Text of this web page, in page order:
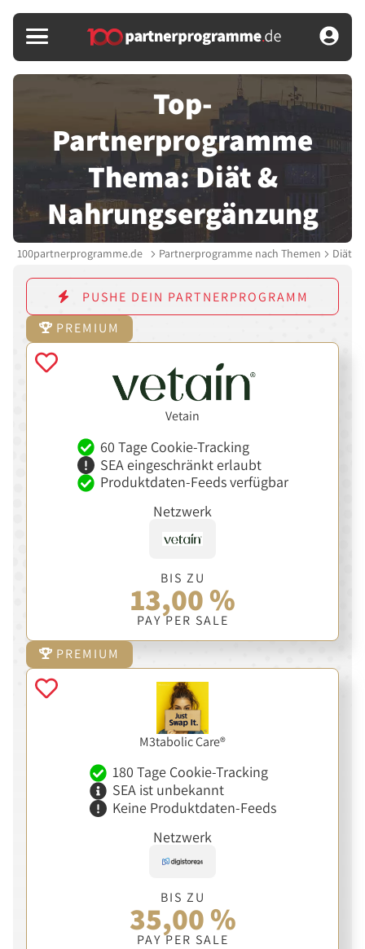
Top-
Partnerprogramme
Thema: Diät &
Nahrungsergänzung
100partnerprogramme.de Partnerprogramme nach Themen Diät
PUSHE DEIN PARTNERPROGRAMM
PREMIUM
Vetain
60 Tage Cookie-Tracking
SEA eingeschränkt erlaubt
Produktdaten-Feeds verfügbar
Netzwerk
BIS ZU
13,00 %
PAY PER SALE
PREMIUM
M3tabolic Care®
180 Tage Cookie-Tracking
SEA ist unbekannt
Keine Produktdaten-Feeds
Netzwerk
BIS ZU
35,00 %
PAY PER SALE